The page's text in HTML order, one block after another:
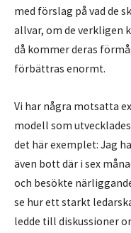
med förslag på vad de
allvar, om de verkligen
då kommer deras
förbättras enormt.
Vi har några motsatta
modell som
det här exemplet: Jag
även bott där i sex
och besökte
se hur ett starkt
ledde till diskussioner